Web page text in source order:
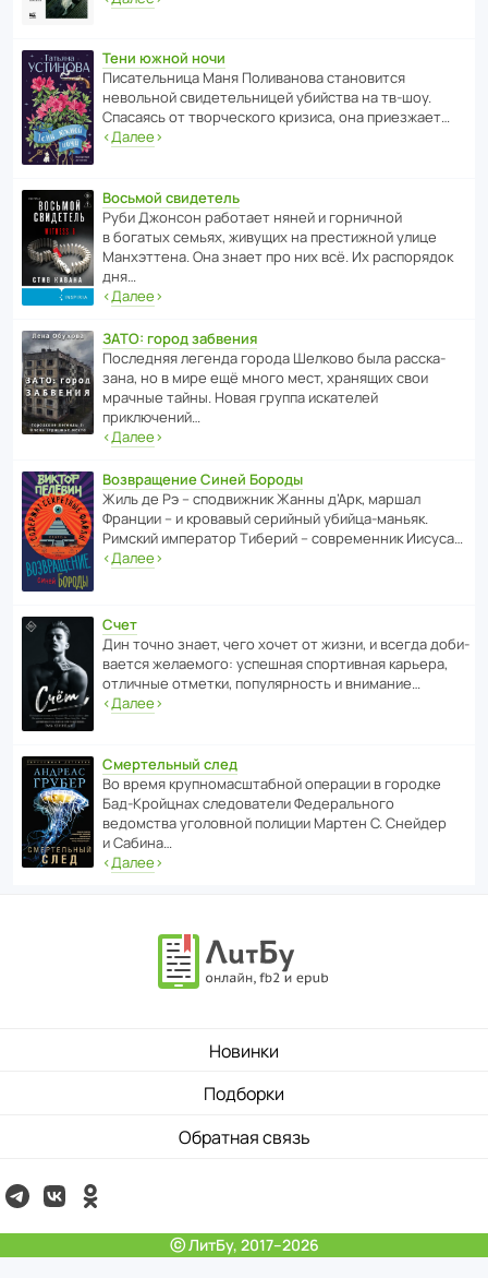
Тени южной ночи
Писа­тель­ница Маня Поли­ва­нова стано­вится
невольной свиде­тель­ницей убийства на тв-шоу.
Спасаясь от твор­че­с­кого кризиса, она приезжает…
‹Далее›
Восьмой свидетель
Руби Джонсон рабо­тает няней и горни­чной
в богатых семьях, живущих на прес­ти­жной улице
Манх­эт­тена. Она знает про них всё. Их распо­рядок
дня…
‹Далее›
ЗАТО: город забвения
После­дняя легенда города Шелково была расска­
зана, но в мире ещё много мест, хранящих свои
мрачные тайны. Новая группа иска­телей
приключений…
‹Далее›
Возвращение Синей Бороды
Жиль де Рэ – спод­ви­жник Жанны д’Арк, маршал
Франции – и кровавый серийный убийца-маньяк.
Римский импе­ратор Тиберий – совре­менник Иисуса…
‹Далее›
Счет
Дин точно знает, чего хочет от жизни, и всегда доби­
ва­ется жела­е­мого: успе­шная спор­ти­вная карьера,
отли­чные отметки, попу­ля­р­ность и внимание…
‹Далее›
Смертельный след
Во время круп­но­мас­ш­та­бной операции в городке
Бад‑Крой­цнах следо­ва­тели Феде­раль­ного
ведомства уголо­вной полиции Мартен С. Снейдер
и Сабина…
‹Далее›
Новинки
Подборки
Обратная связь
ⓒ ЛитБу, 2017–2026